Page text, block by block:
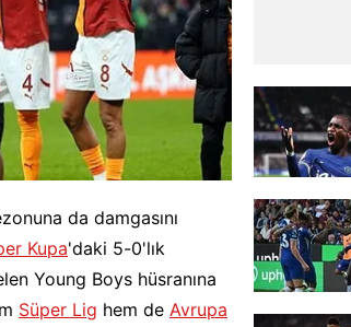
da damgasını
Kupa'daki 5-0'lık
Young Boys hüsranına
Süper Lig hem de Avrupa